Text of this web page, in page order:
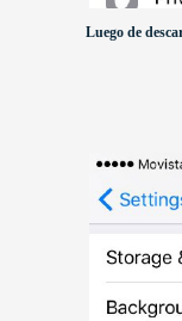
Luego de